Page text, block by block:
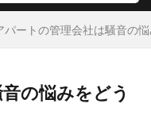
パートの管理会社は騒音の
の悩みをどう